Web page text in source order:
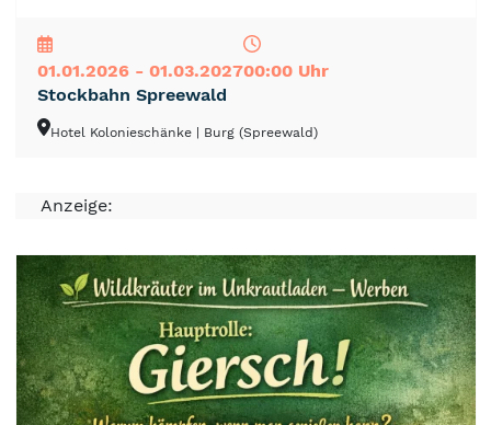
01.01.2026 - 01.03.202700:00 Uhr
Stockbahn Spreewald
Hotel Kolonieschänke | Burg (Spreewald)
Anzeige: